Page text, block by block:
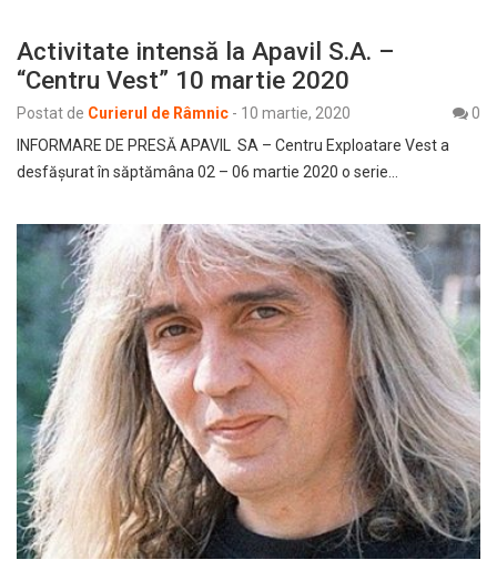
Activitate intensă la Apavil S.A. –
“Centru Vest” 10 martie 2020
Postat de Curierul de Râmnic - 10 martie, 2020
0
INFORMARE DE PRESĂ APAVIL SA – Centru Exploatare Vest a
desfăşurat în săptămâna 02 – 06 martie 2020 o serie…